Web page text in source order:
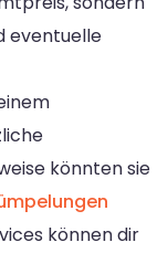
eventuelle
könnten sie
können dir